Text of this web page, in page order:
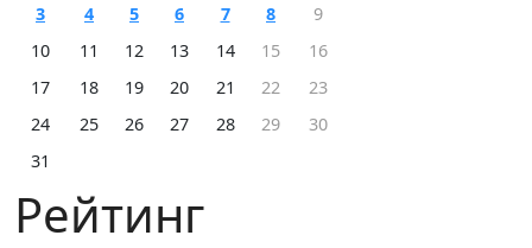
3
4 5 6 7 8
9
10
11 12 13 14 15
16
17
18 19 20 21 22
23
24
25 26 27 28 29
30
31
Рейтинг